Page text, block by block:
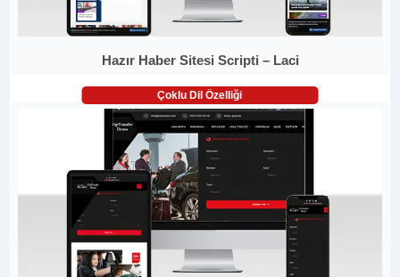
Hazır Haber Sitesi Scripti – Laci
Çoklu Dil Özelliği